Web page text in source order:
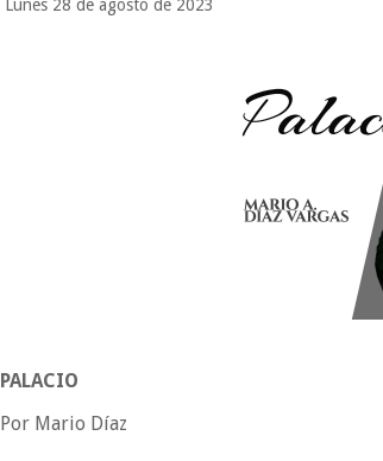
Lunes 28 de agosto de 2023
PALACIO
Por Mario Díaz